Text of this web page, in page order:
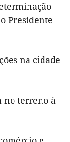
Presidente
na cidade
no terreno à